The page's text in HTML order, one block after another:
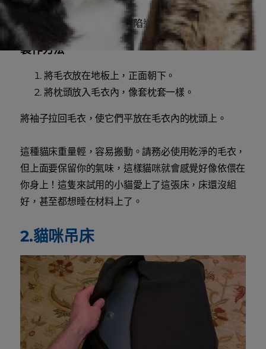
厚棉材質)
柔軟的大床枕 (貓咪能陷進去的枕頭)
製作方法
將毛衣放在地板上，正面朝下。
將枕頭放入毛衣內，像套枕套一樣。
將袖子拉回毛衣，使它們平放在毛衣內的枕頭上。
這種貓床重量輕，容易搬動。請務必使用乾淨的毛衣，
但上面要保留你的氣味，這樣貓咪就會感覺好像依偎在
你身上！這隻來試用的小貓愛上了這張床，床還沒組
好，甚至都想睡在材料上了。
2.貓咪吊床